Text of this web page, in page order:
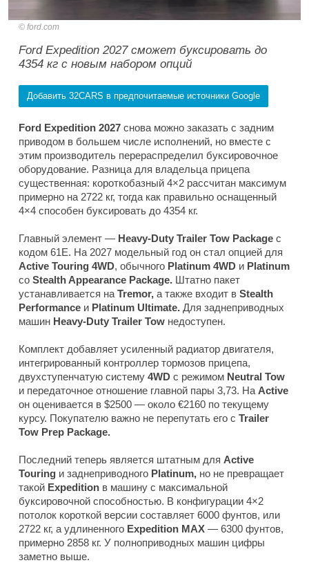
ford.com
Ford Expedition 2027 сможет буксировать до
4354 кг с новым набором опций
Добавить 32CARS в предпочитаемые источники Google
Ford Expedition 2027 снова можно заказать с задним
приводом в большем числе исполнений, но вместе с
этим производитель перераспределил буксировочное
оборудование. Разница для владельца прицепа
существенная: короткобазный 4×2 рассчитан максимум
примерно на 2722 кг, тогда как правильно оснащенный
4×4 способен буксировать до 4354 кг.
Главный элемент — Heavy-Duty Trailer Tow Package с
кодом 61E. На 2027 модельный год он стал опцией для
Active Touring 4WD, обычного Platinum 4WD и Platinum
со Stealth Appearance Package. Штатно пакет
устанавливается наTremor, а также входит в Stealth
Performance и Platinum Ultimate. Для заднеприводных
машин Heavy-Duty Trailer Tow недоступен.
Комплект добавляет усиленный радиатор двигателя,
интегрированный контроллер тормозов прицепа,
двухступенчатую систему 4WD с режимом Neutral Tow
и передаточное отношение главной пары 3,73. НаActive
он оценивается в $2500 — около €2160 по текущему
курсу. Покупателю важно не перепутать его с Trailer
Tow Prep Package.
Последний теперь является штатным для Active
Touring и заднеприводного Platinum, но не превращает
такой Expedition в машину с максимальной
буксировочной способностью. В конфигурации 4×2
потолок короткой версии составляет 6000 фунтов, или
2722 кг, а удлиненного Expedition MAX — 6300 фунтов,
примерно 2858 кг. У полноприводных машин цифры
заметно выше.